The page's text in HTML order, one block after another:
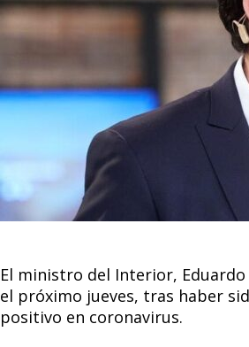
El ministro del Interior,
el próximo jueves, tras haber
positivo en coronavirus.